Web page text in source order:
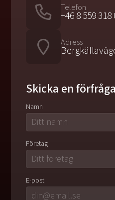
Telefon
+46 8 559 318
Adress
Skicka en
Namn
Företag
E-post